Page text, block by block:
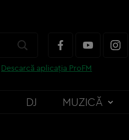
Descarcă aplicația ProFM
DJ MUZICĂ